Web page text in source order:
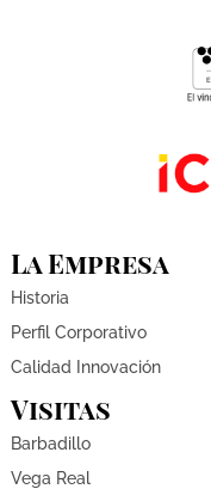
La Empresa
Historia
Perfil Corporativo
Calidad Innovación
Visitas
Barbadillo
Vega Real